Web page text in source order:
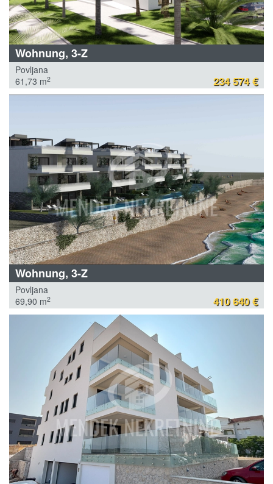
Wohnung, 3-Z
Povljana
61,73 m2 234 574 €
Wohnung, 3-Z
Povljana
69,90 m2 410 640 €